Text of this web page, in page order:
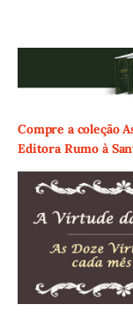
Compre a coleção
Editora Rumo à